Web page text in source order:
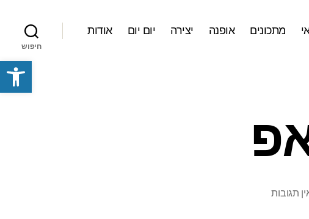
פתח סרגל נגישות
מתכונים אופנה יצירה יום יום אודות
חיפוש
תגובותעל